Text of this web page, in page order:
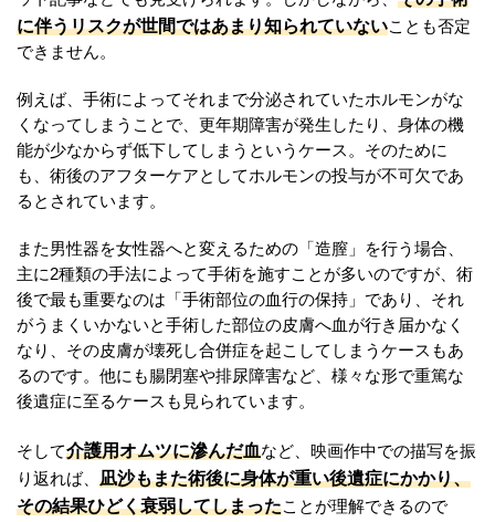
に伴うリスクが世間ではあまり知られていないことも否定
できません。
例えば、手術によってそれまで分泌されていたホルモンがな
くなってしまうことで、更年期障害が発生したり、身体の機
能が少なからず低下してしまうというケース。そのために
も、術後のアフターケアとしてホルモンの投与が不可欠であ
るとされています。
また男性器を女性器へと変えるための「造膣」を行う場合、
主に2種類の手法によって手術を施すことが多いのですが、術
後で最も重要なのは「手術部位の血行の保持」であり、それ
がうまくいかないと手術した部位の皮膚へ血が行き届かなく
なり、その皮膚が壊死し合併症を起こしてしまうケースもあ
るのです。他にも腸閉塞や排尿障害など、様々な形で重篤な
後遺症に至るケースも見られています。
そして介護用オムツに滲んだ血など、映画作中での描写を振
り返れば、 凪沙もまた術後に身体が重い後遺症にかかり、
その結果ひどく衰弱してしまったことが理解できるので